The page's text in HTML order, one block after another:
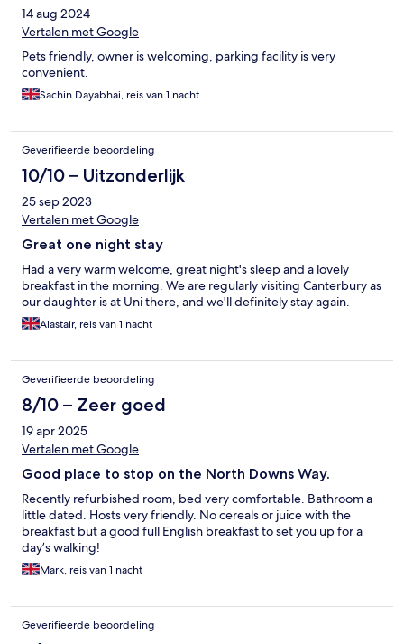
14 aug 2024
Vertalen met Google
Pets friendly, owner is welcoming, parking facility is very
convenient.
Sachin Dayabhai, reis van 1 nacht
Geverifieerde beoordeling
10/10 – Uitzonderlijk
25 sep 2023
Vertalen met Google
Great one night stay
Had a very warm welcome, great night's sleep and a lovely
breakfast in the morning. We are regularly visiting Canterbury as
our daughter is at Uni there, and we'll definitely stay again.
Alastair, reis van 1 nacht
Geverifieerde beoordeling
8/10 – Zeer goed
19 apr 2025
Vertalen met Google
Good place to stop on the North Downs Way.
Recently refurbished room, bed very comfortable. Bathroom a
little dated. Hosts very friendly. No cereals or juice with the
breakfast but a good full English breakfast to set you up for a
day’s walking!
Mark, reis van 1 nacht
Geverifieerde beoordeling